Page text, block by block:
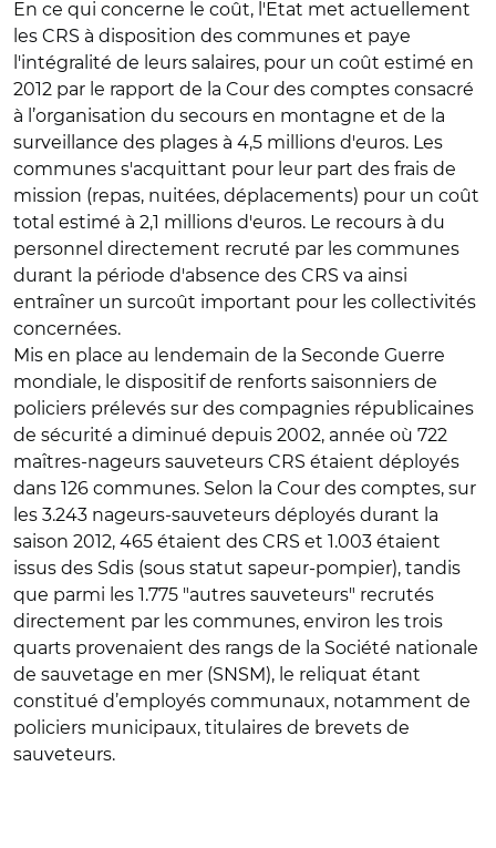
En ce qui concerne le coût, l'Etat met actuellement
les CRS à disposition des communes et paye
l'intégralité de leurs salaires, pour un coût estimé en
2012 par le rapport de la Cour des comptes consacré
à l’organisation du secours en montagne et de la
surveillance des plages à 4,5 millions d'euros. Les
communes s'acquittant pour leur part des frais de
mission (repas, nuitées, déplacements) pour un coût
total estimé à 2,1 millions d'euros. Le recours à du
personnel directement recruté par les communes
durant la période d'absence des CRS va ainsi
entraîner un surcoût important pour les collectivités
concernées.
Mis en place au lendemain de la Seconde Guerre
mondiale, le dispositif de renforts saisonniers de
policiers prélevés sur des compagnies républicaines
de sécurité a diminué depuis 2002, année où 722
maîtres-nageurs sauveteurs CRS étaient déployés
dans 126 communes. Selon la Cour des comptes, sur
les 3.243 nageurs-sauveteurs déployés durant la
saison 2012, 465 étaient des CRS et 1.003 étaient
issus des Sdis (sous statut sapeur-pompier), tandis
que parmi les 1.775 "autres sauveteurs" recrutés
directement par les communes, environ les trois
quarts provenaient des rangs de la Société nationale
de sauvetage en mer (SNSM), le reliquat étant
constitué d’employés communaux, notamment de
policiers municipaux, titulaires de brevets de
sauveteurs.